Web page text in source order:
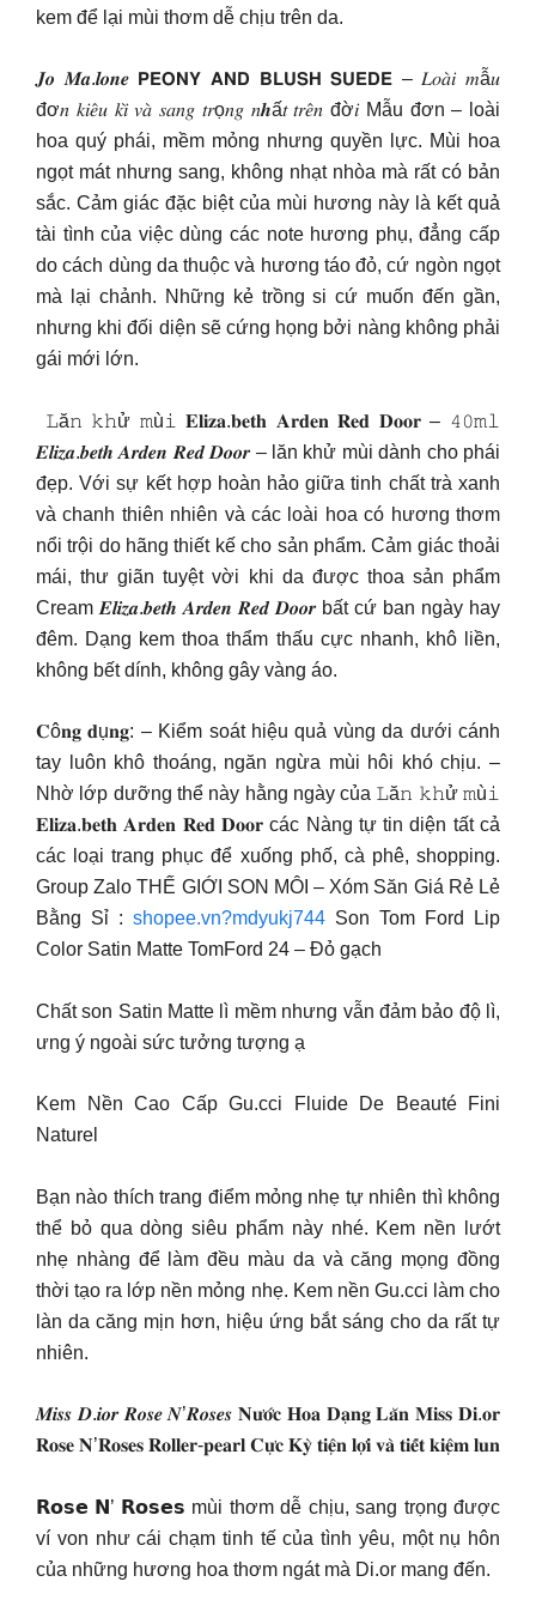
kem để lại mùi thơm dễ chịu trên da.
𝑱𝒐 𝑴𝒂.𝒍𝒐𝒏𝒆 𝗣𝗘𝗢𝗡𝗬 𝗔𝗡𝗗 𝗕𝗟𝗨𝗦𝗛 𝗦𝗨𝗘𝗗𝗘 – 𝐿𝑜𝑎̀𝑖 𝑚ẫ𝑢
đơ𝑛 𝑘𝑖𝑒̂𝑢 𝑘𝑖̀ 𝑣𝑎̀ 𝑠𝑎𝑛𝑔 𝑡𝑟ọ𝑛𝑔 𝑛𝒉ấ𝑡 𝑡𝑟𝑒̂𝑛 đờ𝑖 Mẫu đơn – loài
hoa quý phái, mềm mỏng nhưng quyền lực. Mùi hoa
ngọt mát nhưng sang, không nhạt nhòa mà rất có bản
sắc. Cảm giác đặc biệt của mùi hương này là kết quả
tài tình của việc dùng các note hương phụ, đẳng cấp
do cách dùng da thuộc và hương táo đỏ, cứ ngòn ngọt
mà lại chảnh. Những kẻ trồng si cứ muốn đến gần,
nhưng khi đối diện sẽ cứng họng bởi nàng không phải
gái mới lớn.
𝙻ă𝚗 𝚔𝚑ử 𝚖ù𝚒 𝐄𝐥𝐢𝐳𝐚.𝐛𝐞𝐭𝐡 𝐀𝐫𝐝𝐞𝐧 𝐑𝐞𝐝 𝐃𝐨𝐨𝐫 – 𝟺𝟶𝚖𝚕
𝑬𝒍𝒊𝒛𝒂.𝒃𝒆𝒕𝒉 𝑨𝒓𝒅𝒆𝒏 𝑹𝒆𝒅 𝑫𝒐𝒐𝒓 – lăn khử mùi dành cho phái
đẹp. Với sự kết hợp hoàn hảo giữa tinh chất trà xanh
và chanh thiên nhiên và các loài hoa có hương thơm
nổi trội do hãng thiết kế cho sản phẩm. Cảm giác thoải
mái, thư giãn tuyệt vời khi da được thoa sản phẩm
Cream 𝑬𝒍𝒊𝒛𝒂.𝒃𝒆𝒕𝒉 𝑨𝒓𝒅𝒆𝒏 𝑹𝒆𝒅 𝑫𝒐𝒐𝒓 bất cứ ban ngày hay
đêm. Dạng kem thoa thẩm thấu cực nhanh, khô liền,
không bết dính, không gây vàng áo.
𝐂ô𝐧𝐠 𝐝ụ𝐧𝐠: – Kiểm soát hiệu quả vùng da dưới cánh
tay luôn khô thoáng, ngăn ngừa mùi hôi khó chịu. –
Nhờ lớp dưỡng thể này hằng ngày của 𝙻ă𝚗 𝚔𝚑ử 𝚖ù𝚒
𝐄𝐥𝐢𝐳𝐚.𝐛𝐞𝐭𝐡 𝐀𝐫𝐝𝐞𝐧 𝐑𝐞𝐝 𝐃𝐨𝐨𝐫 các Nàng tự tin diện tất cả
các loại trang phục để xuống phố, cà phê, shopping.
Group Zalo THẾ GIỚI SON MÔI – Xóm Săn Giá Rẻ Lẻ
Bằng Sỉ : shopee.vn?mdyukj744 Son Tom Ford Lip
Color Satin Matte TomFord 24 – Đỏ gạch
Chất son Satin Matte lì mềm nhưng vẫn đảm bảo độ lì,
ưng ý ngoài sức tưởng tượng ạ
Kem Nền Cao Cấp Gu.cci Fluide De Beauté Fini
Naturel
Bạn nào thích trang điểm mỏng nhẹ tự nhiên thì không
thể bỏ qua dòng siêu phẩm này nhé. Kem nền lướt
nhẹ nhàng để làm đều màu da và căng mọng đồng
thời tạo ra lớp nền mỏng nhẹ. Kem nền Gu.cci làm cho
làn da căng mịn hơn, hiệu ứng bắt sáng cho da rất tự
nhiên.
𝑴𝒊𝒔𝒔 𝑫.𝒊𝒐𝒓 𝑹𝒐𝒔𝒆 𝑵’𝑹𝒐𝒔𝒆𝒔 𝐍𝐮̛𝐨̛́𝐜 𝐇𝐨𝐚 𝐃𝐚̣𝐧𝐠 𝐋𝐚̆𝐧 𝐌𝐢𝐬𝐬 𝐃𝐢.𝐨𝐫
𝐑𝐨𝐬𝐞 𝐍’𝐑𝐨𝐬𝐞𝐬 𝐑𝐨𝐥𝐥𝐞𝐫-𝐩𝐞𝐚𝐫𝐥 𝐂𝐮̛̣𝐜 𝐊𝐲̀ 𝐭𝐢𝐞̣̂𝐧 𝐥𝐨̛̣𝐢 𝐯𝐚̀ 𝐭𝐢𝐞̂́𝐭 𝐤𝐢𝐞̣̂𝐦 𝐥𝐮𝐧
𝗥𝗼𝘀𝗲 𝗡’ 𝗥𝗼𝘀𝗲𝘀 mùi thơm dễ chịu, sang trọng được
ví von như cái chạm tinh tế của tình yêu, một nụ hôn
của những hương hoa thơm ngát mà Di.or mang đến.